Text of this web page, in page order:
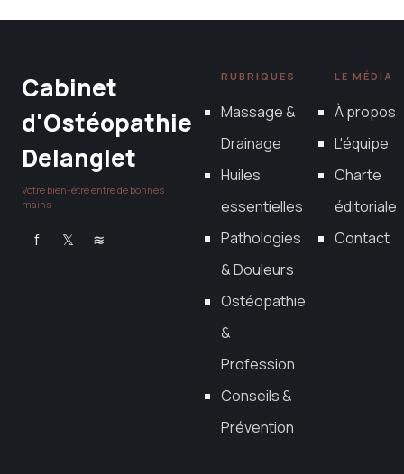
Cabinet
d'Ostéopathie
Delanglet
Votre bien-être entre de bonnes
mains
f 𝕏 ≋
RUBRIQUES
Massage &
Drainage
Huiles
essentielles
Pathologies
& Douleurs
Ostéopathie
&
Profession
Conseils &
Prévention
LE MÉDIA
À propos
L'équipe
Charte
éditoriale
Contact